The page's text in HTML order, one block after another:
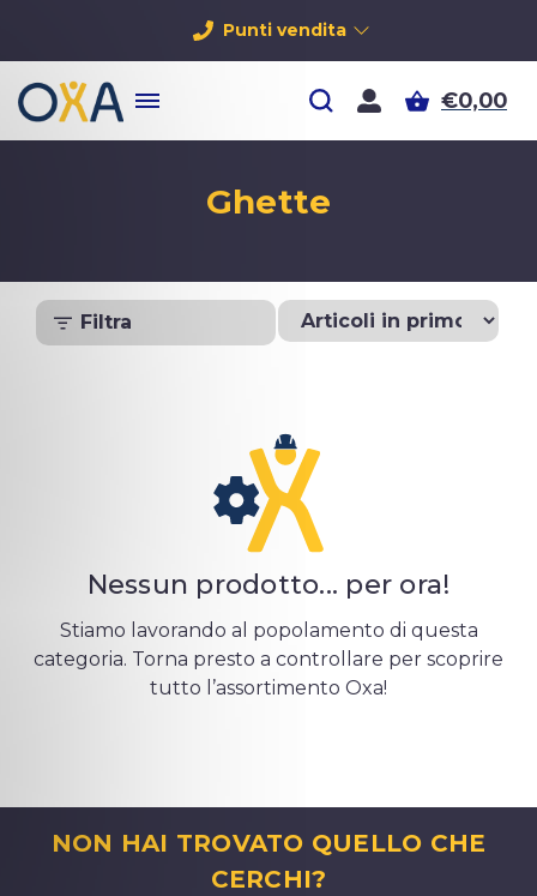
Punti vendita
€0,00
Ghette
Filtra
Nessun prodotto... per ora!
Stiamo lavorando al popolamento di questa
categoria. Torna presto a controllare per scoprire
tutto l’assortimento Oxa!
NON HAI TROVATO QUELLO CHE
CERCHI?